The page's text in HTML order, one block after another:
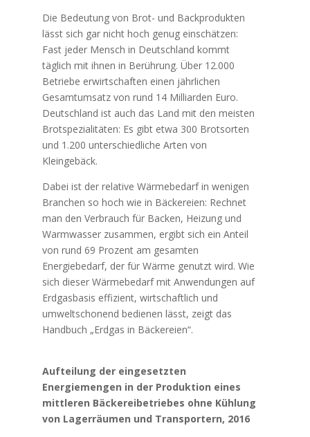
Die Bedeutung von Brot- und Backprodukten
lässt sich gar nicht hoch genug einschätzen:
Fast jeder Mensch in Deutschland kommt
täglich mit ihnen in Berührung. Über 12.000
Betriebe erwirtschaften einen jährlichen
Gesamtumsatz von rund 14 Milliarden Euro.
Deutschland ist auch das Land mit den meisten
Brotspezialitäten: Es gibt etwa 300 Brotsorten
und 1.200 unterschiedliche Arten von
Kleingebäck.
Dabei ist der relative Wärmebedarf in wenigen
Branchen so hoch wie in Bäckereien: Rechnet
man den Verbrauch für Backen, Heizung und
Warmwasser zusammen, ergibt sich ein Anteil
von rund 69 Prozent am gesamten
Energiebedarf, der für Wärme genutzt wird. Wie
sich dieser Wärmebedarf mit Anwendungen auf
Erdgasbasis effizient, wirtschaftlich und
umweltschonend bedienen lässt, zeigt das
Handbuch „Erdgas in Bäckereien“.
Aufteilung der eingesetzten
Energiemengen in der Produktion eines
mittleren Bäckereibetriebes ohne Kühlung
von Lagerräumen und Transportern, 2016